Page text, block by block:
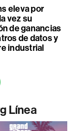
eleva por
vez su
de ganancias
de datos y
industrial
Línea